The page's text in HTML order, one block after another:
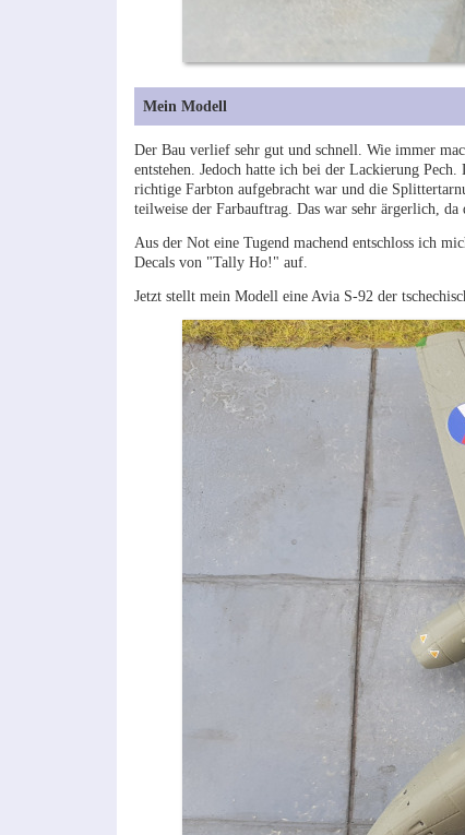
Mein Modell
Der Bau verlief sehr gut und schnell. Wie immer
entstehen. Jedoch hatte ich bei der Lackierung
richtige Farbton aufgebracht war und die
teilweise der Farbauftrag. Das war sehr ärgerlich, da
Aus der Not eine Tugend machend entschloss ich
Decals von "Tally Ho!" auf.
Jetzt stellt mein Modell eine Avia S-92 der